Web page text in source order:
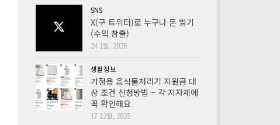
SNS
X(구 트위터)로 누구나 돈 벌기
(수익 창출)
24 1월, 2026
생활정보
가정용 음식물처리기 지원금 대
상 조건 신청방법 – 각 지자체에
꼭 확인해요
17 12월, 2025